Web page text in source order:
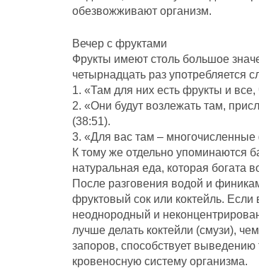
обезвожживают организм.
Вечер с фруктами
Фрукты имеют столь большое
четырнадцать раз употребляется
1. «Там для них есть фрукты и
2. «Они будут возлежать там,
(38:51).
3. «Для вас там – многочисленные
К тому же отдельно упоминаются
натуральная еда, которая богата
После разговения водой и
фруктовый сок или коктейль.
неоднородный и
лучше делать коктейли (смузи),
запоров, способствует
кровеносную систему организма.